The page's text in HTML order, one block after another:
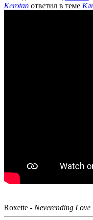
Kerotan ответил в теме
Roxette - Neverending Love